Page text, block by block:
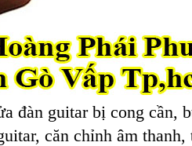
đàn guitar bị cong cần,
căn chỉnh âm